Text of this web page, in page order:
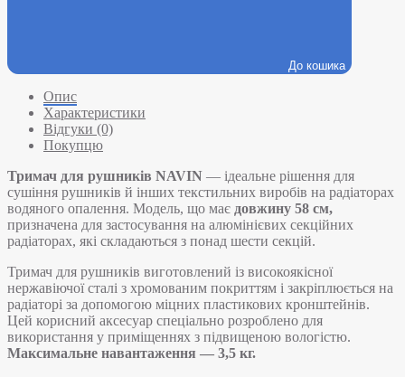
До кошика
Опис
Характеристики
Відгуки (0)
Покупцю
Тримач для рушників NAVIN — ідеальне рішення для
сушіння рушників й інших текстильних виробів на радіаторах
водяного опалення. Модель, що має довжину 58 см,
призначена для застосування на алюмінієвих секційних
радіаторах, які складаються з понад шести секцій.
Тримач для рушників виготовлений із високоякісної
нержавіючої сталі з хромованим покриттям і закріплюється на
радіаторі за допомогою міцних пластикових кронштейнів.
Цей корисний аксесуар спеціально розроблено для
використання у приміщеннях з підвищеною вологістю.
Максимальне навантаження — 3,5 кг.